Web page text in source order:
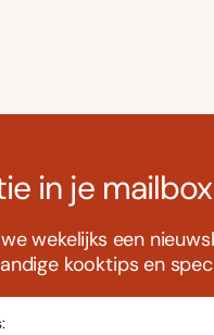
in je mailbox
wekelijks een
kooktips en